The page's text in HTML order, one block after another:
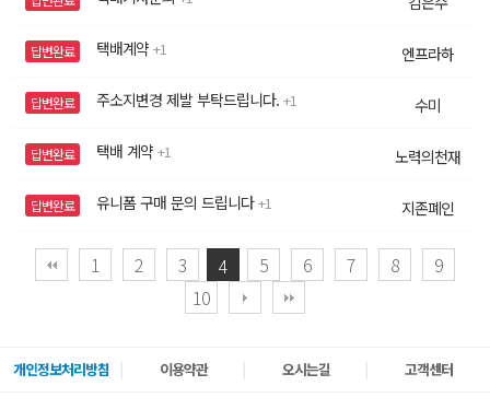
답변완료 택배계약 1 엔프라하
답변완료 주소지변경 제발 부탁드립니다. 1 수미
답변완료 택배 계약 1 노력의천재
답변완료 유니폼 구매 문의 드립니다 1 지존폐인
1 2 3 4 5 6 7 8
9
10
개인정보처리방침 이용약관 오시는길 고객센터